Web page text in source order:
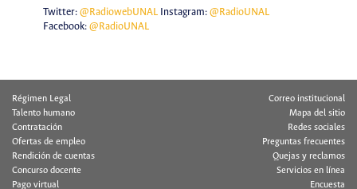
Twitter: @RadiowebUNALInstagram: @RadioUNAL
Facebook: @RadioUNAL
Régimen Legal
Talento humano
Contratación
Ofertas de empleo
Rendición de cuentas
Concurso docente
Pago virtual
Correo institucional
Mapa del sitio
Redes sociales
Preguntas frecuentes
Quejas y reclamos
Servicios en línea
Encuesta